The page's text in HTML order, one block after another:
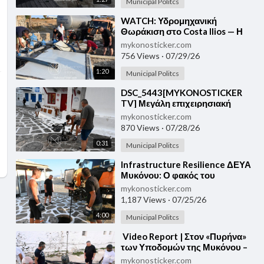
1:20
⁣⁣WATCH: Υδρομηχανική
Θωράκιση στο Costa Ilios — Η
ΔΕΥΑΜ ενισχύει τις Υπόγειες
Υποδομές της Μυκόνου
mykonosticker.com
756 Views · 07/29/26
Municipal Politcs
0:31
⁣DSC_5443⁣[MYKONOSTICKER
TV] Μεγάλη επιχειρησιακή
παρέμβαση της ΔΕΥΑΜ στη
Χώρα – Καθαρισμός και τεχνική
εξυγίανση του δικτύου λυμάτων
σε Τρία Πηγάδια και Άγιο
mykonosticker.com
870 Views · 07/28/26
Municipal Politcs
4:00
⁣⁣Infrastructure Resilience ΔΕΥΑ
Μυκόνου: Ο φακός του
MykonosTicker.tv καταγράφει
την προληπτική θωράκιση του
δικτύου λυμάτων της Χώρας
mykonosticker.com
1,187 Views · 07/25/26
Municipal Politcs
⁣⁣ Video Report | Στον «Πυρήνα»
των Υποδομών της Μυκόνου –
Επιχείρηση Θωράκισης στο
mykonosticker.com